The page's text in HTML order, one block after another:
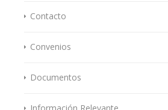
Contacto
Convenios
Documentos